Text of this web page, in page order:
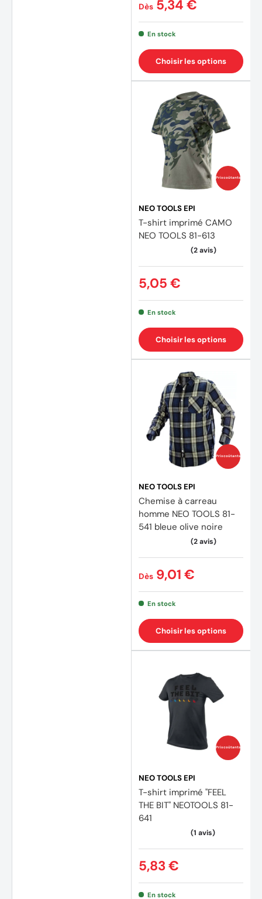
Dès 5,34 €
En stock
Choisir les options
Prix coûtants
NEO TOOLS EPI
T-shirt imprimé CAMO
NEO TOOLS 81-613
5,05 €
En stock
Choisir les options
Prix coûtants
NEO TOOLS EPI
Chemise à carreau
homme NEO TOOLS 81-
541 bleue olive noire
Dès 9,01 €
En stock
Choisir les options
Prix coûtants
NEO TOOLS EPI
T-shirt imprimé "FEEL
THE BIT" NEOTOOLS 81-
641
5,83 €
En stock